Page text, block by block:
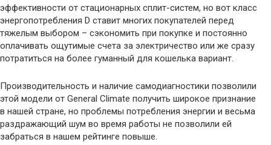
эффективности от стационарных сплит-систем, но вот класс
энергопотребления D ставит многих покупателей перед
тяжелым выбором – сэкономить при покупке и постоянно
оплачивать ощутимые счета за электричество или же сразу
потратиться на более гуманный для кошелька вариант.
Производительность и наличие самодиагностики позволили
этой модели от General Climate получить широкое признание
в нашей стране, но проблемы потребления энергии и весьма
раздражающий шум во время работы не позволили ей
забраться в нашем рейтинге повыше.